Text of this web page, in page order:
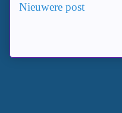
Nieuwere post